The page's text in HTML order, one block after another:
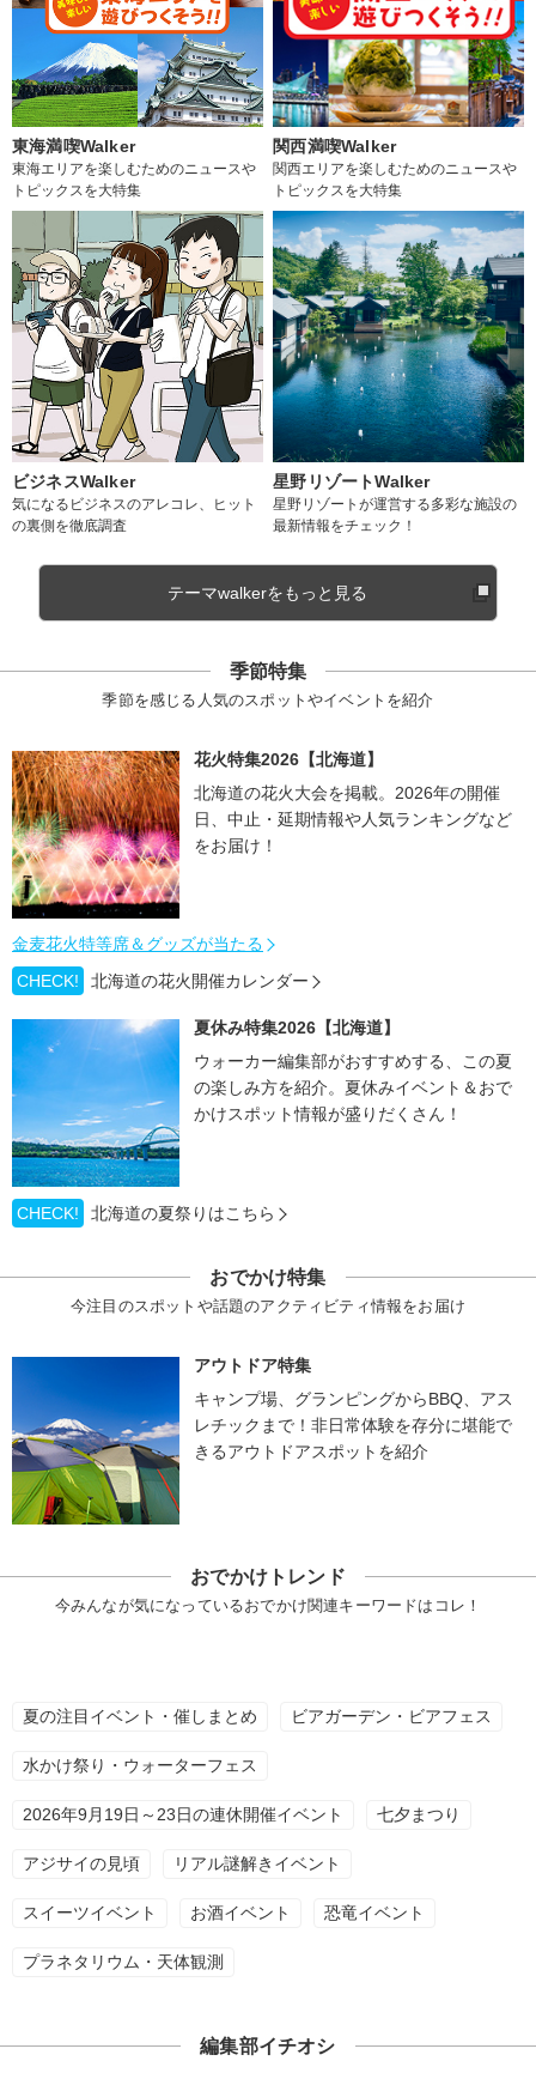
東海満喫Walker
東海エリアを楽しむためのニュースや
トピックスを大特集
関西満喫Walker
関西エリアを楽しむためのニュースや
トピックスを大特集
ビジネスWalker
気になるビジネスのアレコレ、ヒット
の裏側を徹底調査
星野リゾートWalker
星野リゾートが運営する多彩な施設の
最新情報をチェック！
テーマwalkerをもっと見る
季節特集
季節を感じる人気のスポットやイベントを紹介
花火特集2026【北海道】
北海道の花火大会を掲載。2026年の開催
日、中止・延期情報や人気ランキングなど
をお届け！
金麦花火特等席＆グッズが当たる
CHECK!
北海道の花火開催カレンダー
夏休み特集2026【北海道】
ウォーカー編集部がおすすめする、この夏
の楽しみ方を紹介。夏休みイベント＆おで
かけスポット情報が盛りだくさん！
CHECK! 北海道の夏祭りはこちら
おでかけ特集
今注目のスポットや話題のアクティビティ情報をお届け
アウトドア特集
キャンプ場、グランピングからBBQ、アス
レチックまで！非日常体験を存分に堪能で
きるアウトドアスポットを紹介
おでかけトレンド
今みんなが気になっているおでかけ関連キーワードはコレ！
夏の注目イベント・催しまとめ ビアガーデン・ビアフェス
水かけ祭り・ウォーターフェス
2026年9月19日～23日の連休開催イベント 七夕まつり
アジサイの見頃 リアル謎解きイベント
スイーツイベント お酒イベント 恐竜イベント
プラネタリウム・天体観測
編集部イチオシ